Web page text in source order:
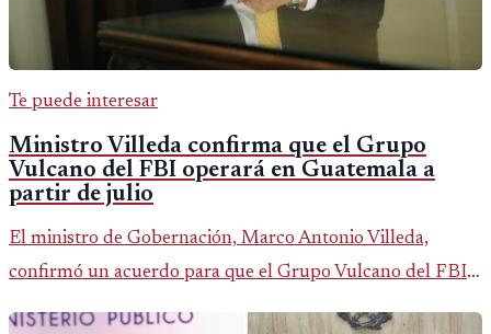
Te puede interesar
Ministro Villeda confirma que el Grupo
Vulcano del FBI operará en Guatemala a
partir de julio
El ministro de Gobernación, Marco Antonio Villeda,
confirmó un acuerdo para que el Grupo Vulcano del FBI